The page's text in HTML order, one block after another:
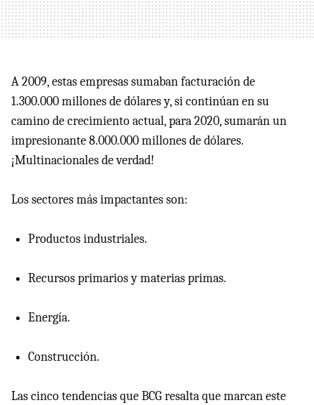
A 2009, estas empresas sumaban facturación de
1.300.000 millones de dólares y, si continúan en su
camino de crecimiento actual, para 2020, sumarán un
impresionante 8.000.000 millones de dólares.
¡Multinacionales de verdad!
Los sectores más impactantes son:
Productos industriales.
Recursos primarios y materias primas.
Energía.
Construcción.
Las cinco tendencias que BCG resalta que marcan este